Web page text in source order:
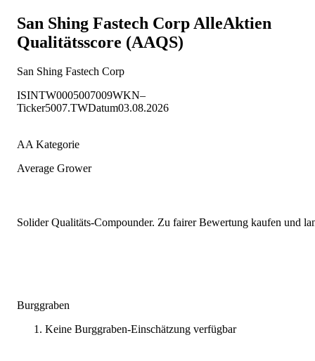
San Shing Fastech Corp AlleAktien
Qualitätsscore (AAQS)
San Shing Fastech Corp
ISINTW0005007009WKN–
Ticker5007.TWDatum03.08.2026
AA Kategorie
Average Grower
Solider Qualitäts-Compounder. Zu fairer Bewertung kaufen und
Burggraben
Keine Burggraben-Einschätzung verfügbar